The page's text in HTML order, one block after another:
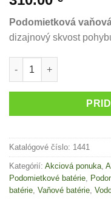
Podomietková
dizajnový skvost
množstvo
Katalógové číslo: 1441
Kategórií: Akciová ponuka,
Podomietkové batérie,
batérie, Vaňové batérie,